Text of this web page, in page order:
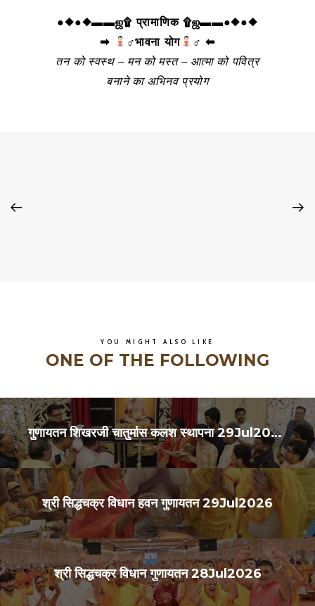
●◆●◆▬▬ஜ۩ प्रामाणिक ۩ஜ▬▬●◆●◆
➡
‍♂भावना योग
‍♂ ⬅
तन को स्वस्थ – मन को मस्त – आत्मा को पवित्र
बनाने का अभिनव प्रयोग
YOU MIGHT ALSO LIKE
ONE OF THE FOLLOWING
गुणायतन शिखरजी चातुर्मास कलश स्थापना 29Jul2026
श्री सिद्धचक्र विधान हवन गुणायतन 29Jul2026
श्री सिद्धचक्र विधान गुणायतन 28Jul2026